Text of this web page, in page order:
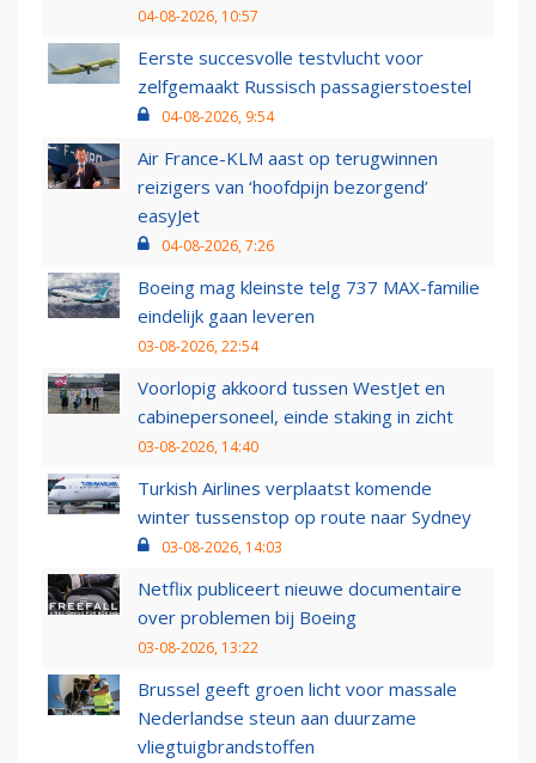
04-08-2026, 10:57
Eerste succesvolle testvlucht voor
zelfgemaakt Russisch passagierstoestel
04-08-2026, 9:54
Air France-KLM aast op terugwinnen
reizigers van ‘hoofdpijn bezorgend’
easyJet
04-08-2026, 7:26
Boeing mag kleinste telg 737 MAX-familie
eindelijk gaan leveren
03-08-2026, 22:54
Voorlopig akkoord tussen WestJet en
cabinepersoneel, einde staking in zicht
03-08-2026, 14:40
Turkish Airlines verplaatst komende
winter tussenstop op route naar Sydney
03-08-2026, 14:03
Netflix publiceert nieuwe documentaire
over problemen bij Boeing
03-08-2026, 13:22
Brussel geeft groen licht voor massale
Nederlandse steun aan duurzame
vliegtuigbrandstoffen